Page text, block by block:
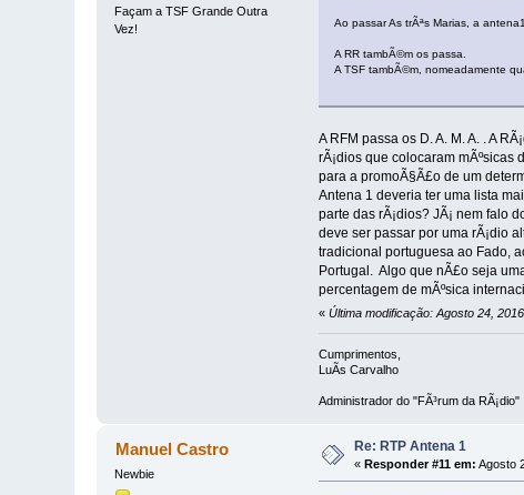
Façam a TSF Grande Outra
Vez!
Ao passar As trÃªs Marias, a
A RR tambÃ©m os passa.
A TSF tambÃ©m, nomeadamente
A RFM passa os D. A. M. A. . A
rÃ¡dios que colocaram
para a promoÃ§Ã£o de um
Antena 1 deveria ter uma lista
parte das rÃ¡dios? JÃ¡ nem falo
deve ser passar por uma rÃ¡dio
tradicional portuguesa ao Fado,
Portugal. Algo que nÃ£o seja
percentagem de mÃºsica
« Última modificação: Agosto 24,
Cumprimentos,
LuÃ­s Carvalho
Administrador do "FÃ³rum da RÃ¡dio"
Manuel Castro
Newbie
Re: RTP Antena 1
«Responder #11 em: Agosto